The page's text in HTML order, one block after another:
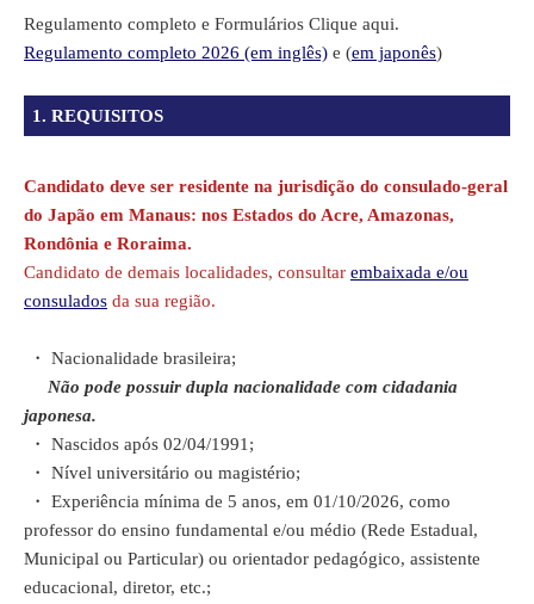
Regulamento completo e Formulários Clique aqui.
Regulamento completo 2026 (em inglês) e (em japonês)
1. REQUISITOS
Candidato deve ser residente na jurisdição do consulado-geral
do Japão em Manaus: nos Estados do Acre, Amazonas,
Rondônia e Roraima.
Candidato de demais localidades, consultar embaixada e/ou
consulados da sua região.
・
Nacionalidade brasileira;
Não pode possuir dupla nacionalidade com cidadania
japonesa.
・
Nascidos após 02/04/1991;
・
Nível universitário ou magistério;
・
Experiência mínima de 5 anos, em 01/10/2026, como
professor do ensino fundamental e/ou médio (Rede Estadual,
Municipal ou Particular) ou orientador pedagógico, assistente
educacional, diretor, etc.;